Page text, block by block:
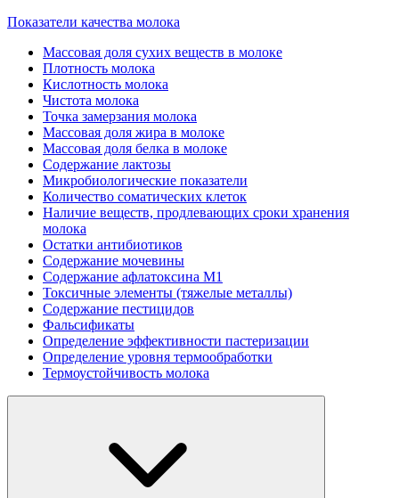
Показатели качества молока
Массовая доля сухих веществ в молоке
Плотность молока
Кислотность молока
Чистота молока
Точка замерзания молока
Массовая доля жира в молоке
Массовая доля белка в молоке
Содержание лактозы
Микробиологические показатели
Количество соматических клеток
Наличие веществ, продлевающих сроки хранения
молока
Остатки антибиотиков
Содержание мочевины
Содержание афлатоксина М1
Токсичные элементы (тяжелые металлы)
Содержание пестицидов
Фальсификаты
Определение эффективности пастеризации
Определение уровня термообработки
Термоустойчивость молока